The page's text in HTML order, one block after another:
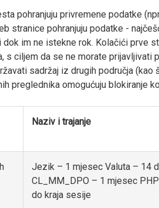
pohranjuju privremene podatke
stranice pohranjuju podatke -
im ne istekne rok. Kolačići prve
s ciljem da se ne morate prijavljivati
sadržaj iz drugih područja (kao
preglednika omogućuju blokiranje
Naziv i trajanje
Jezik – 1 mjesec Valuta – 14
CL_MM_DPO – 1 mjesec
do kraja sesije